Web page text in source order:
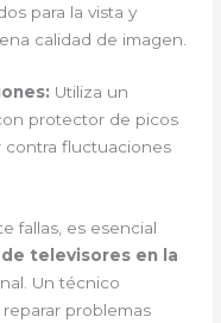
para la vista y
calidad de imagen.
Utiliza un
protector de picos
contra fluctuaciones
fallas, es esencial
televisores en la
Un técnico
problemas